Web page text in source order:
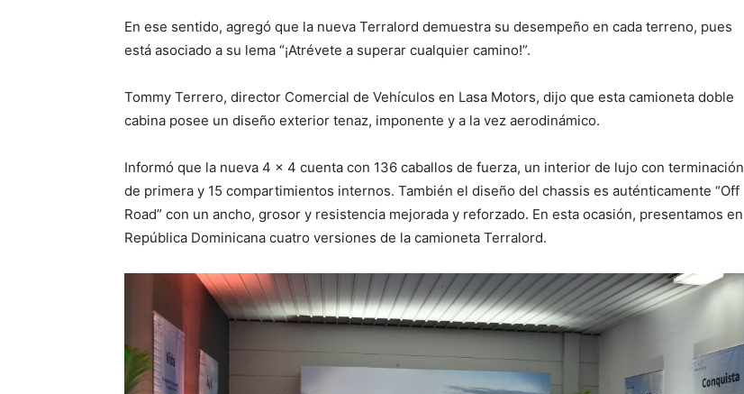
En ese sentido, agregó que la nueva Terralord demuestra su desempeño en cada terreno, pues
está asociado a su lema “¡Atrévete a superar cualquier camino!”.
Tommy Terrero, director Comercial de Vehículos en Lasa Motors, dijo que esta camioneta doble
cabina posee un diseño exterior tenaz, imponente y a la vez aerodinámico.
Informó que la nueva 4 x 4 cuenta con 136 caballos de fuerza, un interior de lujo con terminación
de primera y 15 compartimientos internos. También el diseño del chassis es auténticamente “Off
Road” con un ancho, grosor y resistencia mejorada y reforzado. En esta ocasión, presentamos en
República Dominicana cuatro versiones de la camioneta Terralord.